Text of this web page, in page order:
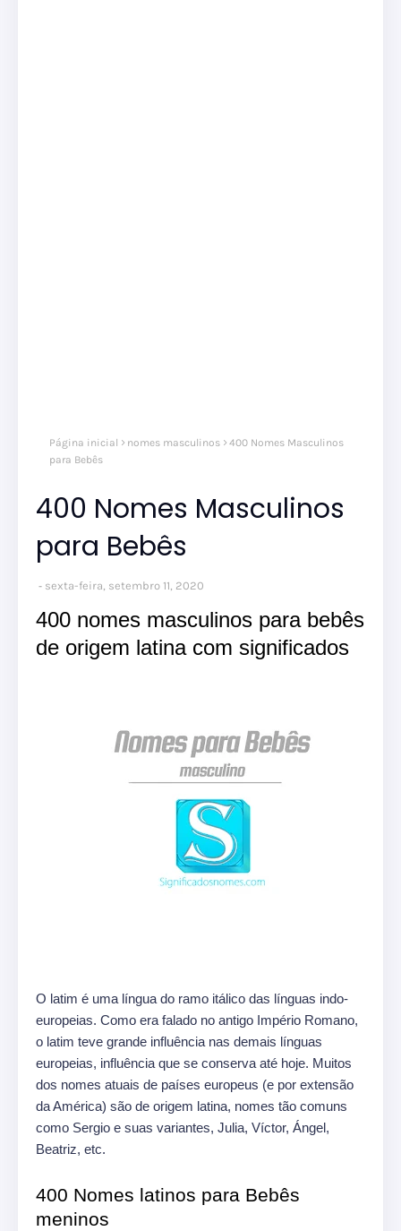
Página inicial nomes masculinos
400 Nomes Masculinos
para Bebês
400 Nomes Masculinos
para Bebês
sexta-feira, setembro 11, 2020
400 nomes masculinos para bebês
de origem latina com significados
O latim é uma língua do ramo itálico das línguas indo-
europeias. Como era falado no antigo Império Romano,
o latim teve grande influência nas demais línguas
europeias, influência que se conserva até hoje. Muitos
dos nomes atuais de países europeus (e por extensão
da América) são de origem latina, nomes tão comuns
como Sergio e suas variantes, Julia, Víctor, Ángel,
Beatriz, etc.
400 Nomes latinos para Bebês
meninos